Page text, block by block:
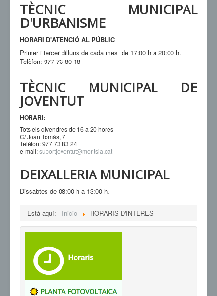
TÈCNIC MUNICIPAL
D'URBANISME
HORARI D'ATENCIÓ AL PÚBLIC
Primer i tercer dilluns de cada mes de 17:00 h a 20:00 h.
Telèfon: 977 73 80 18
TÈCNIC MUNICIPAL DE
JOVENTUT
HORARI:
Tots els divendres de 16 a 20 hores
C/ Joan Tomàs, 7
Telèfon: 977 73 83 24
e-mail:suportjoventut@montsia.cat
DEIXALLERIA MUNICIPAL
Dissabtes de 08:00 h a 13:00 h.
Está aquí: Inicio HORARIS D'INTERÈS